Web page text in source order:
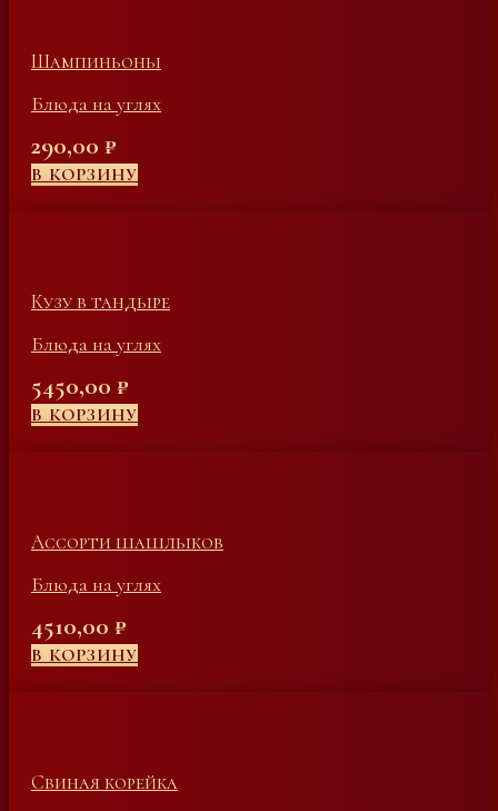
Шампиньоны
Блюда на углях
290,00 ₽
В КОРЗИНУ
Кузу в тандыре
Блюда на углях
5450,00 ₽
В КОРЗИНУ
Ассорти шашлыков
Блюда на углях
4510,00 ₽
В КОРЗИНУ
Свиная корейка